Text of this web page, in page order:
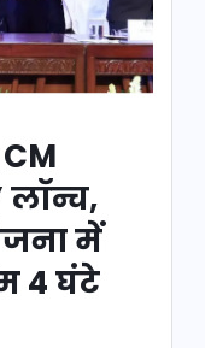
लॉन्च,
में
4 घंटे